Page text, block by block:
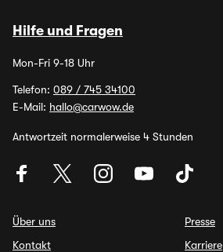
Hilfe und Fragen
Mon-Fri 9-18 Uhr
Telefon: 089 / 745 34100
E-Mail: hallo@carwow.de
Antwortzeit normalerweise 4 Stunden
Über uns
Kontakt
Presse
Karriere